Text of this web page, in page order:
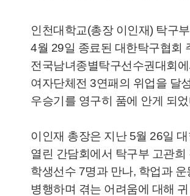
인천대학교(총장 이인재) 탁구
4월 29일 종료된 대한탁구협회
전국남녀종별탁구선수권대회에
여자단체전 3연패의 위업을 달
우승기를 영구히 품에 안게 되
이인재 총장은 지난 5월 26일
열린 간담회에서 탁구부 고관희
학생선수 7명과 만나, 학업과 운
병행하며 겪는 어려움에 대해